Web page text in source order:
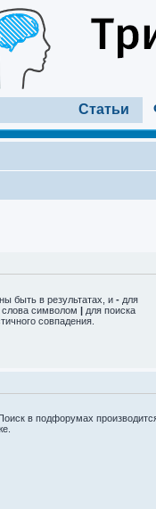
Статьи
быть в результатах, и - для
слова символом | для поиска
совпадения.
в подфорумах